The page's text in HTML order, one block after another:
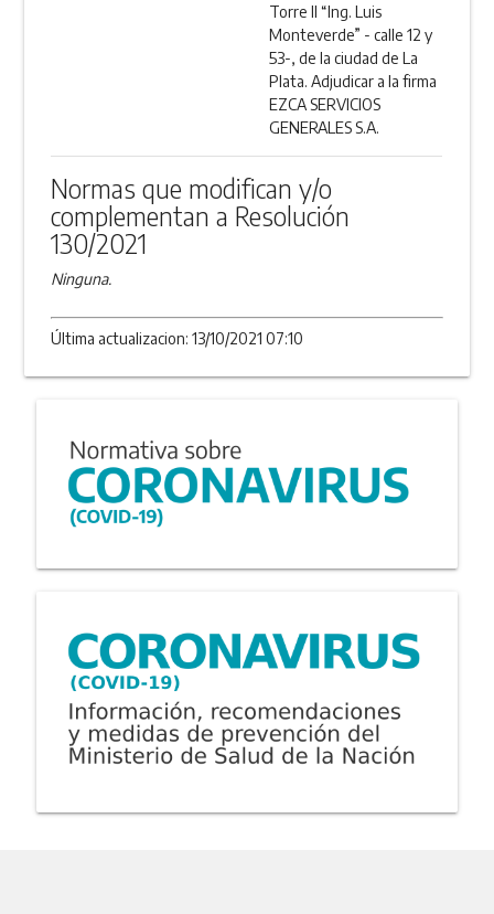
Torre II “Ing. Luis
Monteverde” - calle 12 y
53-, de la ciudad de La
Plata. Adjudicar a la firma
EZCA SERVICIOS
GENERALES S.A.
Normas que modifican y/o
complementan a Resolución
130/2021
Ninguna.
Última actualizacion: 13/10/2021 07:10